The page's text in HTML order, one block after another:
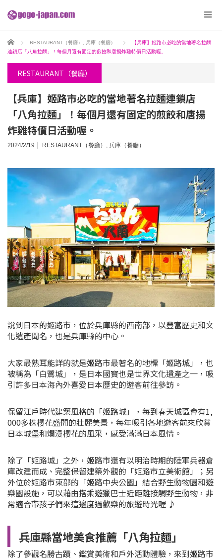
ホーム RESTAURANT（餐廳） 兵庫（餐廳）
【兵庫】姬路市必吃的當地著名拉麵
連鎖店「八角拉麵」！每個月還有固定的煎餃和唐揚炸雞特價日活動喔。
RESTAURANT（餐廳）
【兵庫】姬路市必吃的當地著名拉麵連鎖店
「八角拉麵」！每個月還有固定的煎餃和唐揚
炸雞特價日活動喔。
2024/2/19 RESTAURANT（餐廳） , 兵庫（餐廳）
說到日本的姬路市，位於兵庫縣的西南部，以豐富歷史和文
化遺產聞名，也是兵庫縣的中心。
大家最熟耳能詳的就是姬路市最著名的地標「姬路城」，也
被稱為「白鷺城」，是日本國寶也是世界文化遺產之一，吸
引許多日本海內外喜愛日本歷史的遊客前往參訪。
保留江戶時代建築風格的「姬路城」，每到春天城區會有1,
000多株櫻花盛開的壯麗美景，每年吸引各地遊客前來欣賞
日本城堡和爛漫櫻花的風采，感受滿滿日本風情。
除了「姬路城」之外，姬路市還有以明治時期的陸軍兵器倉
庫改建而成、完整保留建築外觀的「姬路市立美術館」；另
外位於姬路市東部的「姬路中央公園」結合野生動物園和遊
樂園設施，可以藉由搭乘遊獵巴士近距離接觸野生動物，非
常適合帶孩子們來這邊度過歡樂的旅遊時光喔 ♪
兵庫縣當地美食推薦「八角拉麵」
除了參觀名勝古蹟、鑑賞美術和戶外活動體驗，來到姬路市